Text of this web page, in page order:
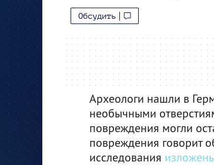
Обсудить
Археологи нашли в
необычными
повреждения могли
повреждения говорит
исследования